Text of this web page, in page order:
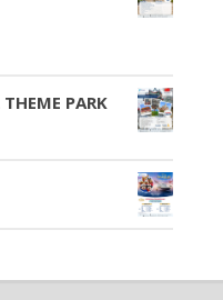
PARK